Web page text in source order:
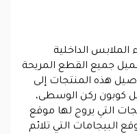
الداخلية
جميع القطع المريحة
هذه المنتجات إلى
كوبون ركن الوسطى،
التي يروج لها موقع
التي تلائم